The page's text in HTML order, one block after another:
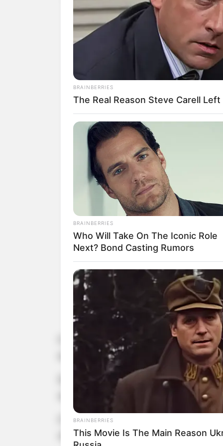
O agricultor Ricardo Hanisch, de
estava com familiares em uma
De acordo com a apuração,
sequência, apresentou
O corpo foi encaminhado para
oficialmente confirmada e deverá
BRAINBERRIES
The Real Reason Steve Carell
BRAINBERRIES
Who Will Take On The Iconic Role
Next? Bond Casting Rumors
BRAINBERRIES
This Movie Is The Main Reason